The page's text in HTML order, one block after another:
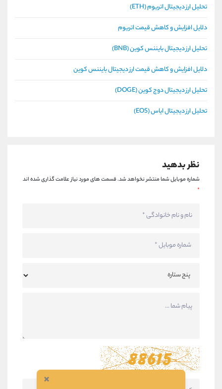
تحلیل ارز دیجیتال اتریوم (ETH)
دلایل افزایش و کاهش قیمت اتریوم
تحلیل ارز دیجیتال بایننس کوین (BNB)
دلایل افزایش و کاهش قیمت ارز دیجیتال بایننس کوین
تحلیل ارز دیجیتال دوج کوین (DOGE)
تحلیل ارز دیجیتال ایاس (EOS)
نظر بدهید
شماره موبایل شما منتشر نخواهد شد.قسمت های مورد نیاز علامت گذاری شده اند
*
×